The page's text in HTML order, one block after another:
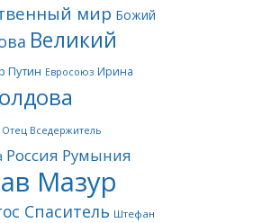
мир Божий
Великий
Путин Евросоюз Ирина
Отец Вседержитель
Россия Румыния
Мазур
Спаситель Штефан